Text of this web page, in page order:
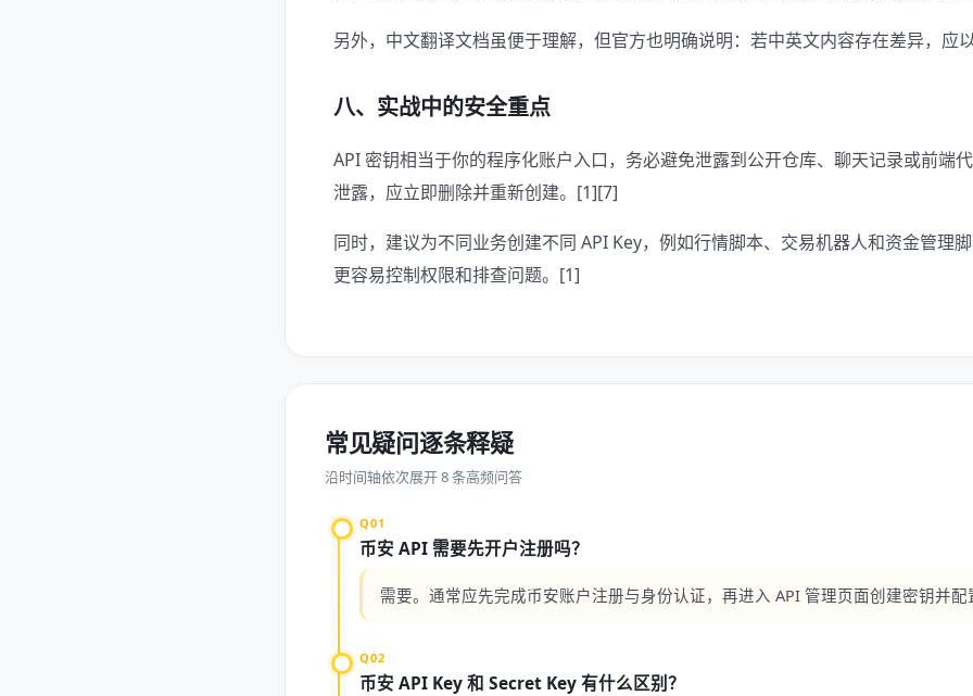
另外，中文翻译文档虽便于理解，但官方也明确说明：若中英文内容存在差异，应
八、实战中的安全重点
API 密钥相当于你的程序化账户入口，务必避免泄露到公开仓库、聊天记录或前端
泄露，应立即删除并重新创建。[1][7]
同时，建议为不同业务创建不同 API Key，例如行情脚本、交易机器人和资金管理
更容易控制权限和排查问题。[1]
常见疑问逐条释疑
沿时间轴依次展开 8 条高频问答
Q01
币安 API 需要先开户注册吗？
需要。通常应先完成币安账户注册与身份认证，再进入 API 管理页面创建密钥并
Q02
币安 API Key 和 Secret Key 有什么区别？